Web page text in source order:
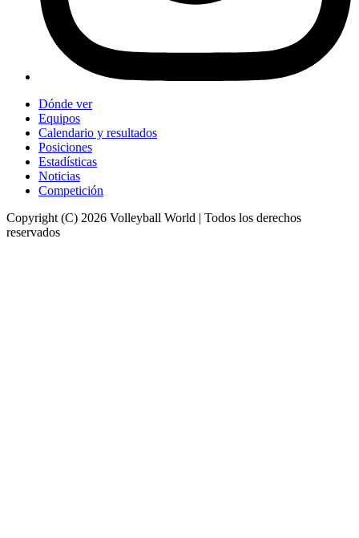
Dónde ver
Equipos
Calendario y resultados
Posiciones
Estadísticas
Noticias
Competición
Copyright (C) 2026 Volleyball World | Todos los derechos
reservados